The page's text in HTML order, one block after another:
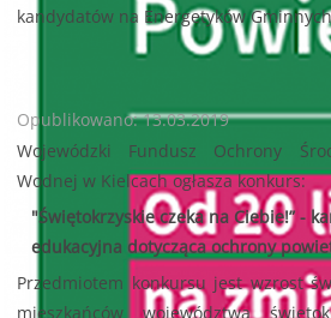
kandydatów na Energetyków
Opublikowano: 13.03.2019
Wojewódzki Fundusz Ochrony
Wodnej w Kielcach ogłasza konkurs:
"Świętokrzyskie czeka na Ciebie!” -
edukacyjna dotycząca ochrony
Przedmiotem konkursu jest wzrost
mieszkańców województwa